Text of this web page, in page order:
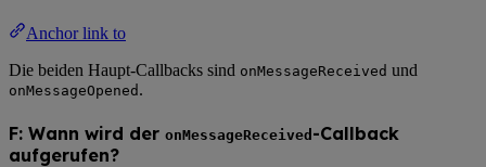
Anchor link to
Die beiden Haupt-Callbacks sind onMessageReceived und
onMessageOpened .
F: Wann wird der onMessageReceived -Callback
aufgerufen?